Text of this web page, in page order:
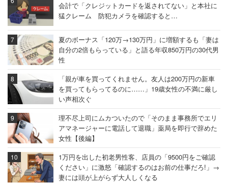
会計で「クレジットカードを返されてない」と本社に
猛クレーム 防犯カメラを確認すると…
夏のボーナス「120万→130万円」に増額するも「妻は
自分の2倍もらっている」と語る年収850万円の30代男
性
「親が車を買ってくれません。友人は200万円の新車
を買ってもらってるのに……」19歳女性の不満に厳し
い声相次ぐ
理不尽上司にムカついたので「そのまま事務所でエリ
アマネージャーに電話して退職」薬局を即行で辞めた
女性【後編】
1万円を出した初老男性客、店員の「9500円をご確認
ください」に激怒「確認するのはお前の仕事だろ!」→
妻には頭が上がらず大人しくなる